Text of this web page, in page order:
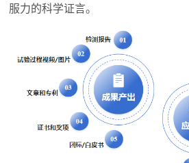
服力的科学证言。